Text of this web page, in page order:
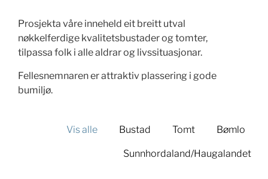
Prosjekta våre inneheld eit breitt utval
nøkkelferdige kvalitetsbustader og tomter,
tilpassa folk i alle aldrar og livssituasjonar.
Fellesnemnaren er attraktiv plassering i gode
bumiljø.
Vis alle Bustad Tomt Bømlo
Sunnhordaland/Haugalandet